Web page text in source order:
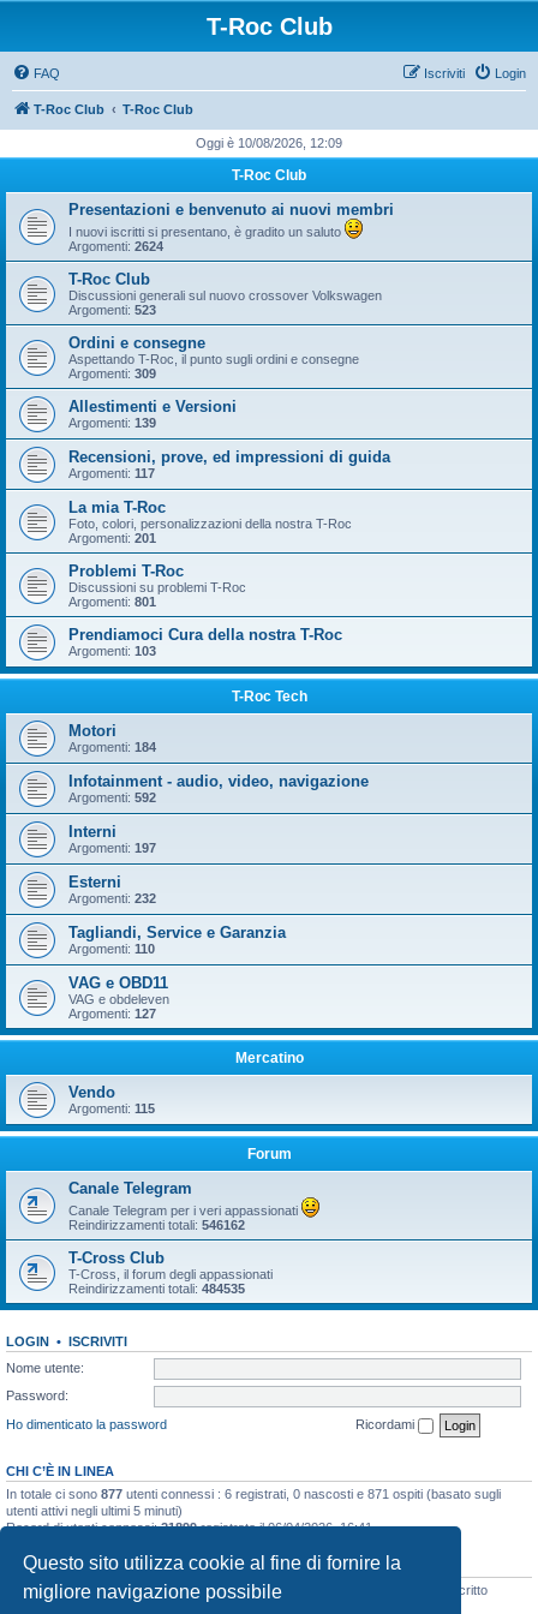
Questo sito utilizza cookie al fine di fornire la
migliore navigazione possibile
T-Roc Club
FAQ Login
Iscriviti
T-Roc Club T-Roc Club
Oggi è 10/08/2026, 12:09
T-Roc Club
Presentazioni e benvenuto ai nuovi membri
I nuovi iscritti si presentano, è gradito un saluto
Argomenti: 2624
T-Roc Club
Discussioni generali sul nuovo crossover Volkswagen
Argomenti: 523
Ordini e consegne
Aspettando T-Roc, il punto sugli ordini e consegne
Argomenti: 309
Allestimenti e Versioni
Argomenti: 139
Recensioni, prove, ed impressioni di guida
Argomenti: 117
La mia T-Roc
Foto, colori, personalizzazioni della nostra T-Roc
Argomenti: 201
Problemi T-Roc
Discussioni su problemi T-Roc
Argomenti: 801
Prendiamoci Cura della nostra T-Roc
Argomenti: 103
T-Roc Tech
Motori
Argomenti: 184
Infotainment - audio, video, navigazione
Argomenti: 592
Interni
Argomenti: 197
Esterni
Argomenti: 232
Tagliandi, Service e Garanzia
Argomenti: 110
VAG e OBD11
VAG e obdeleven
Argomenti: 127
Mercatino
Vendo
Argomenti: 115
Forum
Canale Telegram
Canale Telegram per i veri appassionati
Reindirizzamenti totali: 546162
T-Cross Club
T-Cross, il forum degli appassionati
Reindirizzamenti totali: 484535
LOGIN • ISCRIVITI
Nome utente:
Password:
Ho dimenticato la password
Ricordami
CHI C’È IN LINEA
In totale ci sono 877 utenti connessi : 6 registrati, 0 nascosti e 871 ospiti (basato sugli
utenti attivi negli ultimi 5 minuti)
Record di utenti connessi:21899registrato il 06/04/2026, 16:41
STATISTICHE
Totale messaggi48135• Totale argomenti 3073• Totale iscritti
• Ultimo iscritto
simo.giagnorio